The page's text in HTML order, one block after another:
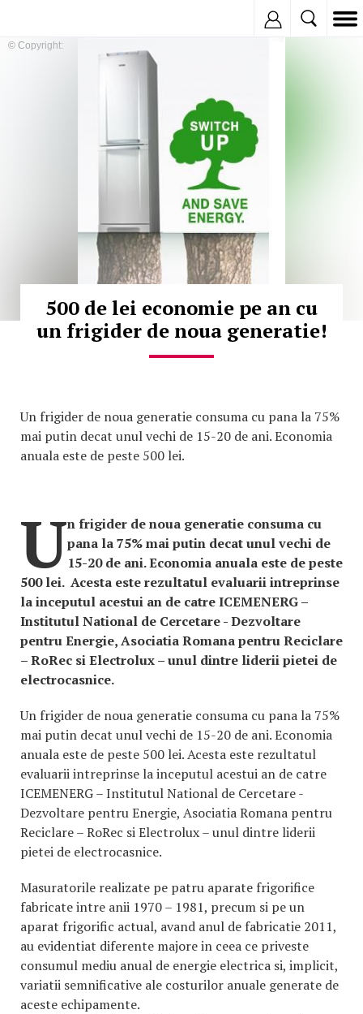
© Copyright:
500 de lei economie pe an cu
un frigider de noua generatie!
Un frigider de noua generatie consuma cu pana la 75%
mai putin decat unul vechi de 15-20 de ani. Economia
anuala este de peste 500 lei.
Un frigider de noua generatie consuma cu
pana la 75% mai putin decat unul vechi de
15-20 de ani. Economia anuala este de peste
500 lei. Acesta este rezultatul evaluarii intreprinse
la inceputul acestui an de catre ICEMENERG –
Institutul National de Cercetare - Dezvoltare
pentru Energie, Asociatia Romana pentru Reciclare
– RoRec si Electrolux – unul dintre liderii pietei de
electrocasnice.
Un frigider de noua generatie consuma cu pana la 75%
mai putin decat unul vechi de 15-20 de ani. Economia
anuala este de peste 500 lei. Acesta este rezultatul
evaluarii intreprinse la inceputul acestui an de catre
ICEMENERG – Institutul National de Cercetare -
Dezvoltare pentru Energie, Asociatia Romana pentru
Reciclare – RoRec si Electrolux – unul dintre liderii
pietei de electrocasnice.
Masuratorile realizate pe patru aparate frigorifice
fabricate intre anii 1970 – 1981, precum si pe un
aparat frigorific actual, avand anul de fabricatie 2011,
au evidentiat diferente majore in ceea ce priveste
consumul mediu anual de energie electrica si, implicit,
variatii semnificative ale costurilor anuale generate de
aceste echipamente.